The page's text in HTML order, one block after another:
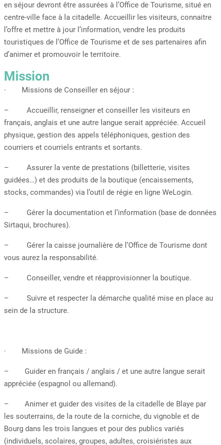
en séjour devront être assurées à l’Office de Tourisme, situé en
centre-ville face à la citadelle. Accueillir les visiteurs, connaitre
l’offre et mettre à jour l’information, vendre les produits
touristiques de l’Office de Tourisme et de ses partenaires afin
d’animer et promouvoir le territoire.
Mission
· Missions de Conseiller en séjour :
– Accueillir, renseigner et conseiller les visiteurs en
français, anglais et une autre langue serait appréciée. Accueil
physique, gestion des appels téléphoniques, gestion des
courriers et courriels entrants et sortants.
– Assurer la vente de prestations (billetterie, visites
guidées…) et des produits de la boutique (encaissements,
stocks, commandes) via l’outil de régie en ligne WeLogin.
– Gérer la documentation et l’information (base de données
Sirtaqui, brochures).
– Gérer la caisse journalière de l’Office de Tourisme dont
vous aurez la responsabilité.
– Conseiller, vendre et réapprovisionner la boutique.
– Suivre et respecter la démarche qualité mise en place au
sein de la structure.
· Missions de Guide :
– Guider en français / anglais / et une autre langue serait
appréciée (espagnol ou allemand).
– Animer et guider des visites de la citadelle de Blaye par
les souterrains, de la route de la corniche, du vignoble et de
Bourg dans les trois langues et pour des publics variés
(individuels, scolaires, groupes, adultes, croisiéristes aux